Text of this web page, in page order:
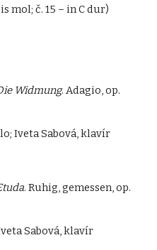
mol; č. 15 – in C dur)
Widmung. Adagio, op.
Iveta Sabová, klavír
. Ruhig, gemessen, op.
Sabová, klavír